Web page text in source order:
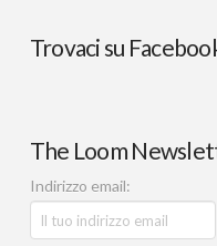
Trovaci su
The Loom
Indirizzo email: